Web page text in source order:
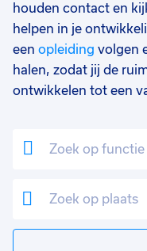
houden contact en
helpen in je
een opleiding volgen
halen, zodat jij de
ontwikkelen tot een